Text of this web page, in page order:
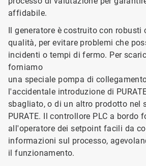
affidabile.
Il generatore è costruito con robusti
qualità, per evitare problemi che
incidenti o tempi di fermo. Per
forniamo
una speciale pompa di
l'accidentale introduzione di
sbagliato, o di un altro prodotto nel
PURATE. Il controllore PLC a bordo
all'operatore dei setpoint facili da
informazioni sul processo,
il funzionamento.